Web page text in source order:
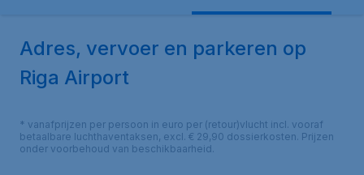
Adres, vervoer en parkeren op
Riga Airport
* vanafprijzen per persoon in euro per (retour)vlucht incl. vooraf
betaalbare luchthaventaksen, excl. € 29,90 dossierkosten. Prijzen
onder voorbehoud van beschikbaarheid.